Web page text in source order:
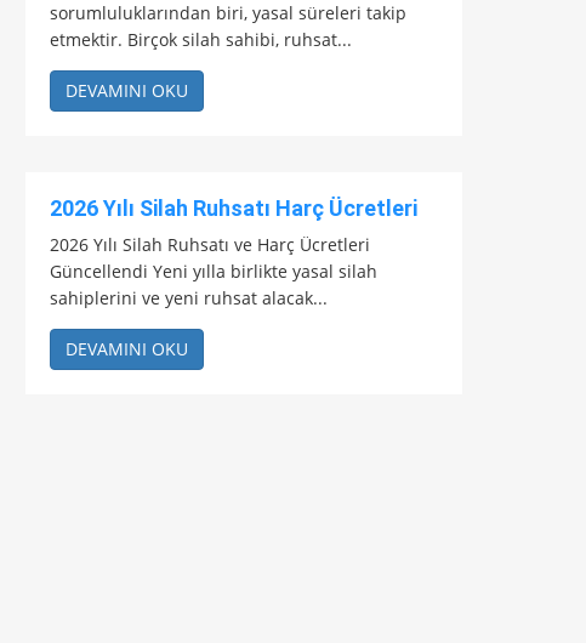
sorumluluklarından biri, yasal süreleri takip
etmektir. Birçok silah sahibi, ruhsat...
DEVAMINI OKU
2026 Yılı Silah Ruhsatı Harç Ücretleri
2026 Yılı Silah Ruhsatı ve Harç Ücretleri
Güncellendi Yeni yılla birlikte yasal silah
sahiplerini ve yeni ruhsat alacak...
DEVAMINI OKU